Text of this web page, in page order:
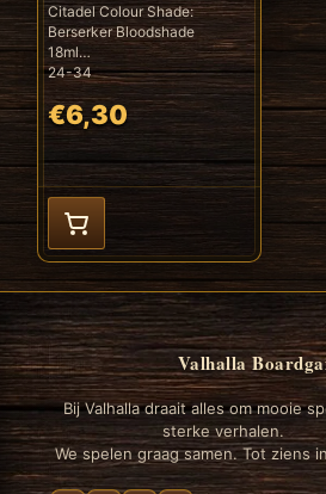
Citadel Colour Shade:
Berserker Bloodshade
18ml
24-34
€6,30
Valhalla
Bij Valhalla draait alles om mooie
sterke verhalen.
We spelen graag samen. Tot ziens